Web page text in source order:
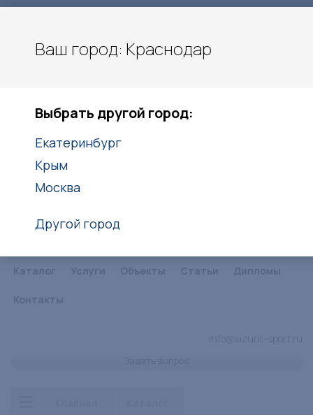
8(861)203-40-20
8(938)416-27-25
Каталог Услуги Объекты Статьи Дипломы
Контакты
info@lazurit-sport.ru
Ваш город: Краснодар
Выбрать другой город:
Екатеринбург
Крым
Москва
Другой город